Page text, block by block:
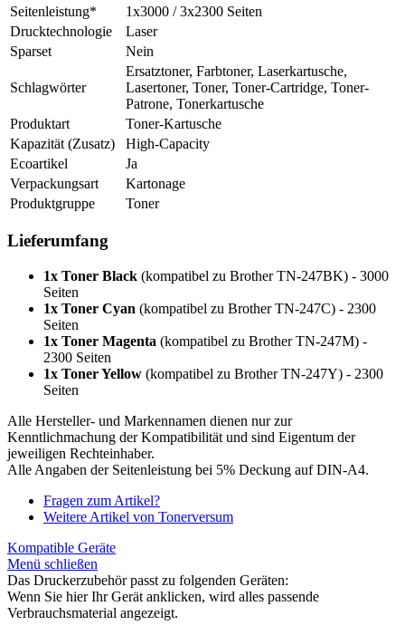
Seitenleistung*
1x3000 / 3x2300 Seiten
Drucktechnologie
Laser
Sparset
Nein
Schlagwörter
Ersatztoner, Farbtoner, Laserkartusche,
Lasertoner, Toner, Toner-Cartridge, Toner-
Patrone, Tonerkartusche
Produktart
Toner-Kartusche
Kapazität (Zusatz)
High-Capacity
Ecoartikel
Ja
Verpackungsart
Kartonage
Produktgruppe
Toner
Lieferumfang
1x Toner Black (kompatibel zu Brother TN-247BK) - 3000
Seiten
1x Toner Cyan (kompatibel zu Brother TN-247C) - 2300
Seiten
1x Toner Magenta (kompatibel zu Brother TN-247M) -
2300 Seiten
1x Toner Yellow (kompatibel zu Brother TN-247Y) - 2300
Seiten
Alle Hersteller- und Markennamen dienen nur zur
Kenntlichmachung der Kompatibilität und sind Eigentum der
jeweiligen Rechteinhaber.
Alle Angaben der Seitenleistung bei 5% Deckung auf DIN-A4.
Fragen zum Artikel?
Weitere Artikel von Tonerversum
Kompatible Geräte
Menü schließen
Das Druckerzubehör passt zu folgenden Geräten:
Wenn Sie hier Ihr Gerät anklicken, wird alles passende
Verbrauchsmaterial angezeigt.